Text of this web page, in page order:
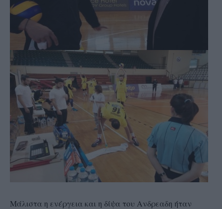
Μάλιστα η ενέργεια και η δίψα του Ανδρεαδη ήταν